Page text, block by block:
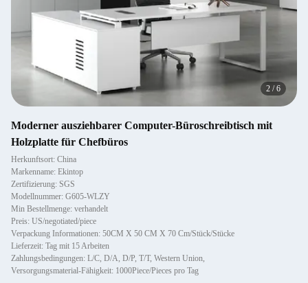
2 /6
Moderner ausziehbarer Computer-Büroschreibtisch mit
Holzplatte für Chefbüros
Herkunftsort: China
Markenname: Ekintop
Zertifizierung: SGS
Modellnummer: G605-WLZY
Min Bestellmenge: verhandelt
Preis: US/negotiated/piece
Verpackung Informationen: 50CM X 50 CM X 70 Cm/Stück/Stücke
Lieferzeit: Tag mit 15 Arbeiten
Zahlungsbedingungen: L/C, D/A, D/P, T/T, Western Union,
Versorgungsmaterial-Fähigkeit: 1000Piece/Pieces pro Tag